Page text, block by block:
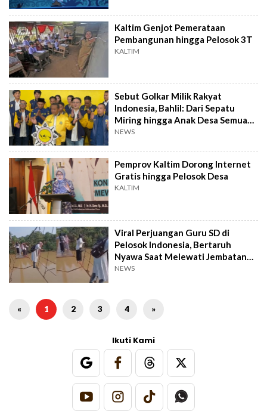
Kaltim Genjot Pemerataan
Pembangunan hingga Pelosok 3T
KALTIM
Sebut Golkar Milik Rakyat
Indonesia, Bahlil: Dari Sepatu
Miring hingga Anak Desa Semua
Ada
NEWS
Pemprov Kaltim Dorong Internet
Gratis hingga Pelosok Desa
KALTIM
Viral Perjuangan Guru SD di
Pelosok Indonesia, Bertaruh
Nyawa Saat Melewati Jembatan
Rusak
NEWS
« 1 2 3 4 »
Ikuti Kami